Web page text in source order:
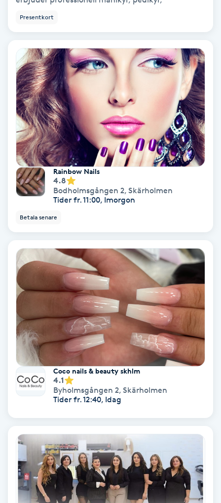
Babylights
Balayage
Bambumassage
Barber
Barnklippning
BIAB
Blowout
Brynformning
Brynfärgning
Brynplockning
Bröllopsuppsättning
Celluliter
Coachning
Color correction
Cryoterapi
Presentkort
Rainbow Nails
4.8
Bodholmsgången 2, Skärholmen
Tider fr. 11:00, Imorgon
Betala senare
Coco nails & beauty skhlm
4.1
Byholmsgången 2, Skärholmen
Tider fr. 12:40, Idag